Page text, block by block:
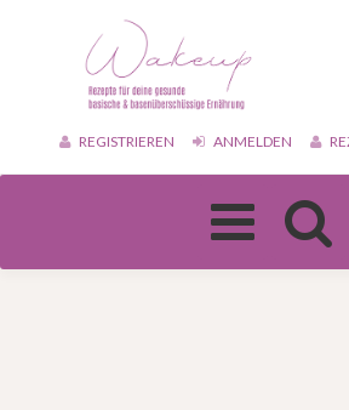
REGISTRIEREN ANMELDEN
Toggle
navigation